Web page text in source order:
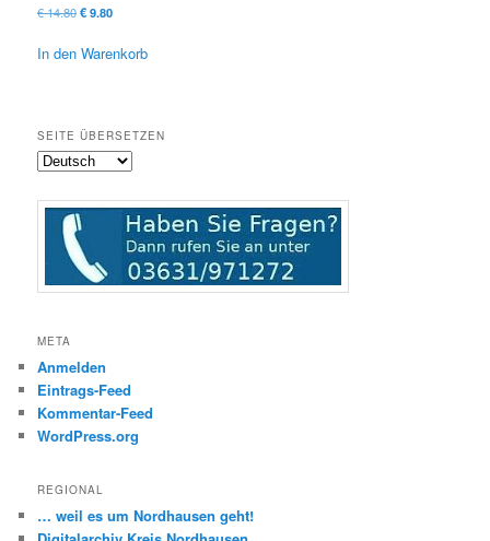
€14.80Ursprünglicher
war:
€9.80Aktueller
ist:
In den Warenkorb
SEITE ÜBERSETZEN
META
Anmelden
Eintrags-Feed
Kommentar-Feed
WordPress.org
REGIONAL
… weil es um Nordhausen geht!